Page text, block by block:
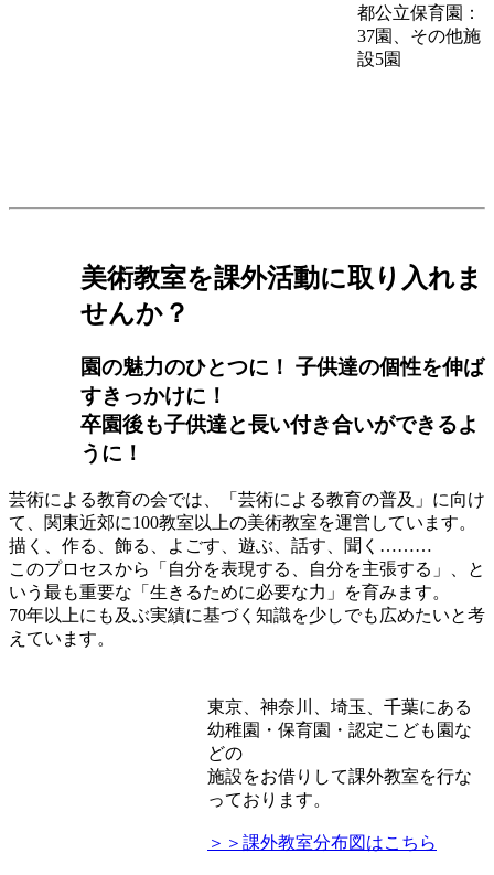
都公立保育園：
37園、その他施
設5園
美術教室を課外活動に取り入れま
せんか？
園の魅力のひとつに！ 子供達の個性を伸ば
すきっかけに！
卒園後も子供達と長い付き合いができるよ
うに！
芸術による教育の会では、「芸術による教育の普及」に向け
て、関東近郊に100教室以上の美術教室を運営しています。
描く、作る、飾る、よごす、遊ぶ、話す、聞く………
このプロセスから「自分を表現する、自分を主張する」、と
いう最も重要な「生きるために必要な力」を育みます。
70年以上にも及ぶ実績に基づく知識を少しでも広めたいと考
えています。
東京、神奈川、埼玉、千葉にある
幼稚園・保育園・認定こども園な
どの
施設をお借りして課外教室を行な
っております。
＞＞課外教室分布図はこちら